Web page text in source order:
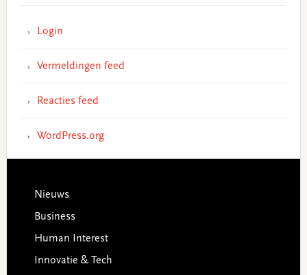
Login
Vermeldingen feed
Reacties feed
WordPress.org
Footer
Nieuws
Business
Human Interest
Innovatie & Tech